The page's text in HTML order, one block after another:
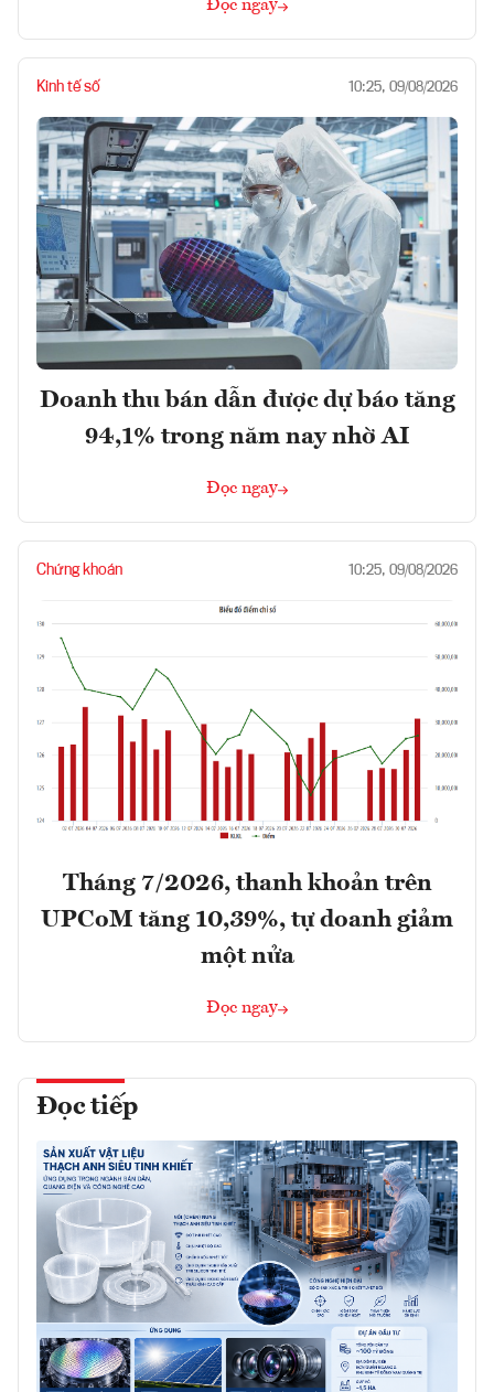
Đọc ngay
Kinh tế số 10:25, 09/08/2026
Doanh thu bán dẫn được dự báo tăng
94,1% trong năm nay nhờ AI
Đọc ngay
Chứng khoán 10:25, 09/08/2026
Tháng 7/2026, thanh khoản trên
UPCoM tăng 10,39%, tự doanh giảm
một nửa
Đọc ngay
Đọc tiếp